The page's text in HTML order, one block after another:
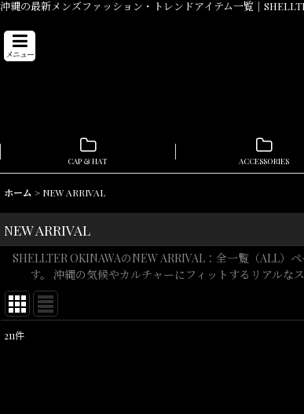
沖縄の最新メンズファッション・トレンドアイテム一覧｜
メニュー
CAP & HAT ACCESSORIES
ホーム > NEW ARRIVAL
NEW ARRIVAL
SHELLTER OKINAWAのNEW ARRIVAL：全一覧（ALL）
す。 沖縄の気候やカルチャーにフィットするリアルな
211件